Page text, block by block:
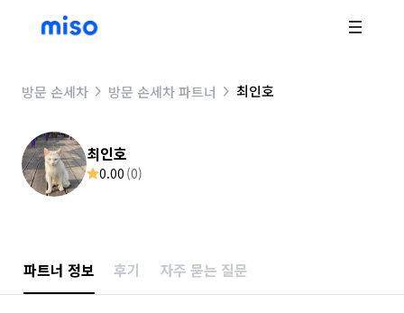
방문 손세차 방문 손세차 파트너 최인호
최인호
0.00 (0)
파트너 정보 후기 자주 묻는 질문